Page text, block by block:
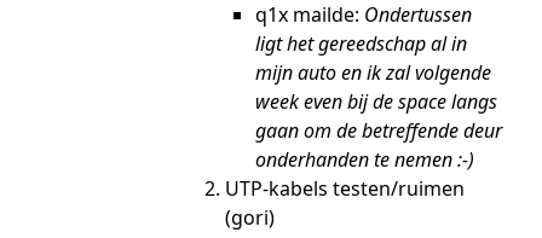
q1x mailde: Ondertussen
ligt het gereedschap al in
mijn auto en ik zal volgende
week even bij de space langs
gaan om de betreffende deur
onderhanden te nemen :-)
UTP-kabels testen/ruimen
(gori)